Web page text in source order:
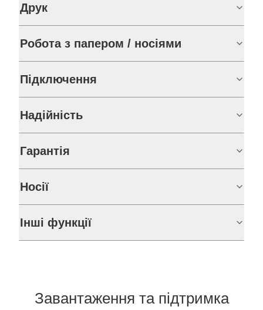
Друк
Робота з папером / носіями
Підключення
Надійність
Гарантія
Носії
Інші функції
Завантаження та підтримка